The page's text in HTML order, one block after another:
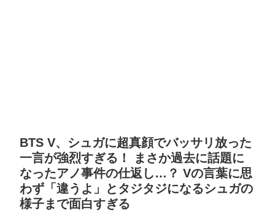
BTS V、シュガに超真顔でバッサリ放った
一言が強烈すぎる！ まさか過去に話題に
なったアノ事件の仕返し…？ Vの言葉に思
わず「違うよ」とタジタジになるシュガの
様子まで面白すぎる